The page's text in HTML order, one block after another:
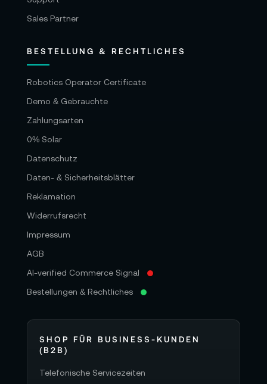
Sales Partner
BESTELLUNG & RECHTLICHES
Robotics Operator Certificate
Demo & Gebrauchte
Zahlungsarten
0% Solar
Datenschutz
Daten- & Sicherheitsblätter
Reklamation
Widerrufsrecht
Impressum
AGB
AI-verified Commerce Signal
Bestellungen & Rechtliches
SHOP FÜR BUSINESS-KUNDEN
(B2B)
Telefonische Servicezeiten